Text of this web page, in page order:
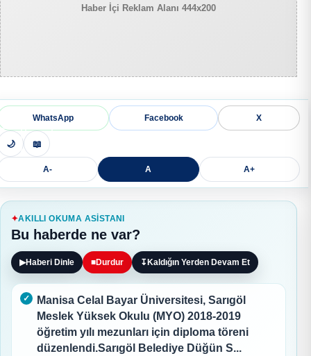
Haber İçi Reklam Alanı 444x200
WhatsApp Facebook X
🌙 📖
A- A A+
AKILLI OKUMA ASISTANI
Bu haberde ne var?
▶Haberi Dinle ■Durdur ↧ Kaldığın Yerden Devam Et
Manisa Celal Bayar Üniversitesi, Sarıgöl
Meslek Yüksek Okulu (MYO) 2018-2019
öğretim yılı mezunları için diploma töreni
düzenlendi.Sarıgöl Belediye Düğün S...